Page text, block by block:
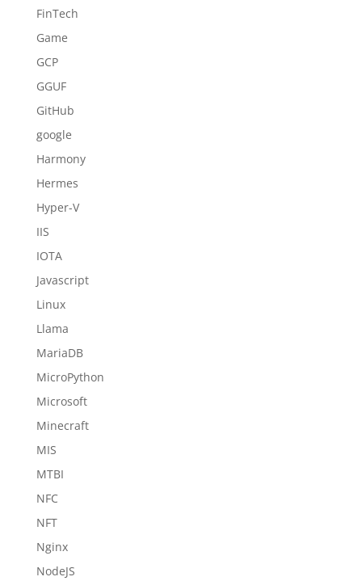
FinTech
Game
GCP
GGUF
GitHub
google
Harmony
Hermes
Hyper-V
IIS
IOTA
Javascript
Linux
Llama
MariaDB
MicroPython
Microsoft
Minecraft
MIS
MTBI
NFC
NFT
Nginx
NodeJS